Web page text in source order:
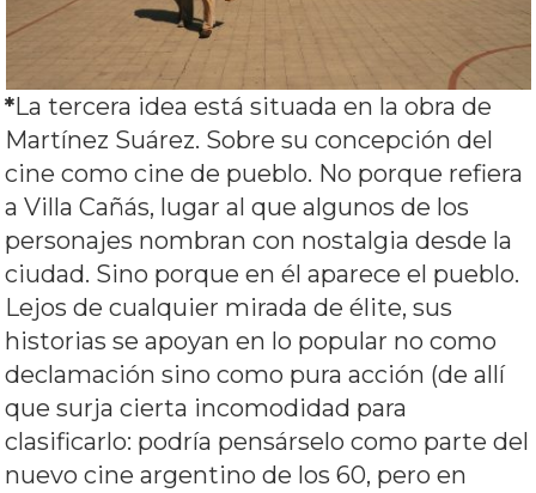
*La tercera idea está situada en la obra de
Martínez Suárez. Sobre su concepción del
cine como cine de pueblo. No porque refiera
a Villa Cañás, lugar al que algunos de los
personajes nombran con nostalgia desde la
ciudad. Sino porque en él aparece el pueblo.
Lejos de cualquier mirada de élite, sus
historias se apoyan en lo popular no como
declamación sino como pura acción (de allí
que surja cierta incomodidad para
clasificarlo: podría pensárselo como parte del
nuevo cine argentino de los 60, pero en